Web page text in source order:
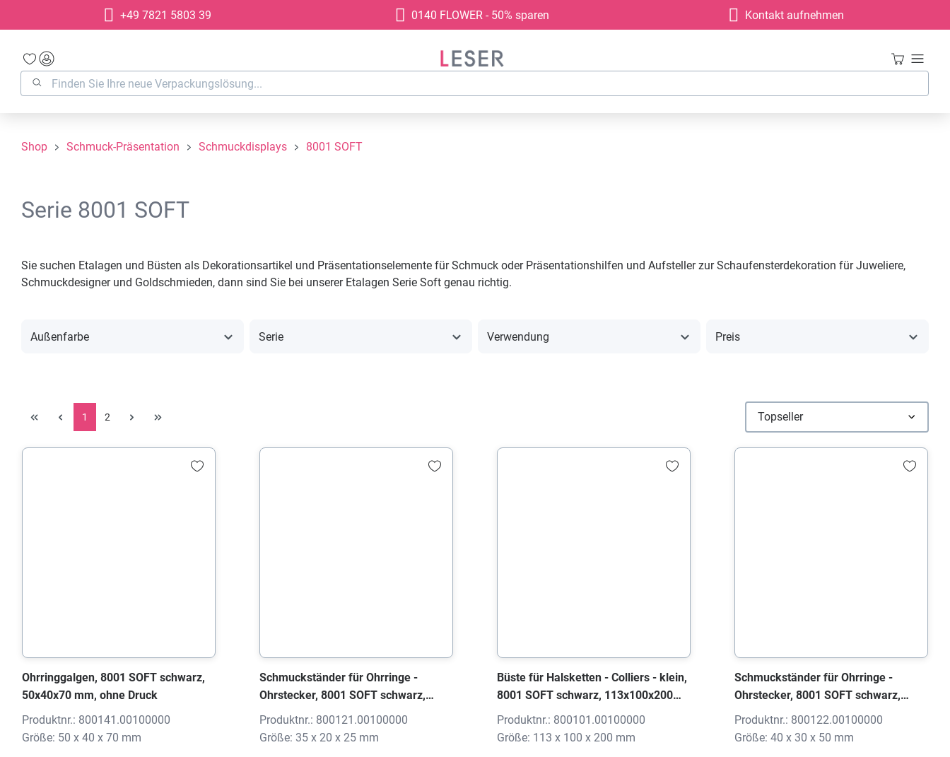
Zur Hauptnavigation springen
+49 7821 5803 39 0140 FLOWER - 50% sparen Kontakt aufnehmen
Shop Schmuck-Präsentation Schmuckdisplays 8001 SOFT
Serie 8001 SOFT
Sie suchen Etalagen und Büsten als Dekorationsartikel und Präsentationselemente für Schmuck oder Präsentationshilfen und Aufsteller zur Schaufensterdekoration für Juweliere,
Schmuckdesigner und Goldschmieden, dann sind Sie bei unserer Etalagen Serie Soft genau richtig.
Außenfarbe Serie Verwendung Preis
1 2
Ohrringgalgen, 8001 SOFT schwarz,
50x40x70 mm, ohne Druck
Produktnr.: 800141.00100000
Größe: 50 x 40 x 70 mm
Schmuckständer für Ohrringe -
Ohrstecker, 8001 SOFT schwarz,
35x20x25 mm, ohne Druck
Produktnr.: 800121.00100000
Größe: 35 x 20 x 25 mm
Büste für Halsketten - Colliers - klein,
8001 SOFT schwarz, 113x100x200
mm, ohne Druck
Produktnr.: 800101.00100000
Größe: 113 x 100 x 200 mm
Schmuckständer für Ohrringe -
Ohrstecker, 8001 SOFT schwarz,
40x30x50 mm, ohne Druck
Produktnr.: 800122.00100000
Größe: 40 x 30 x 50 mm